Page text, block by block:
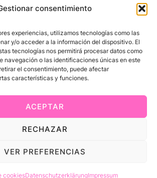
consentimiento
experiencias, utilizamos tecnologías como las
y/o acceder a la información del dispositivo. El
tecnologías nos permitirá procesar datos como
navegación o las identificaciones únicas en este
el consentimiento, puede afectar
características y funciones.
ACEPTAR
RECHAZAR
VER PREFERENCIAS
cookiesDatenschutzerklärungImpressum
SOBRE MÍ
TIENDA
GRATUITOS
DE SUSCRIPTORES
CONTACTO